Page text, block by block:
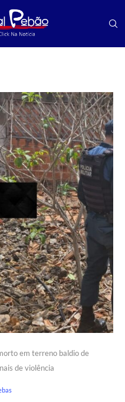
em terreno baldio de
de violência